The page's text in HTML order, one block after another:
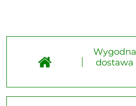
Wygodna
dostawa